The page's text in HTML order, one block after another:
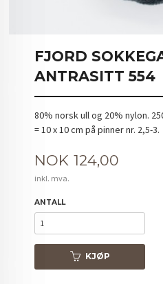
FJORD
ANTRASITT 554
80% norsk ull og 20% nylon.
= 10 x 10 cm på pinner nr. 2,5-3.
Pris
NOK 124,00
inkl. mva.
ANTALL
KJØP